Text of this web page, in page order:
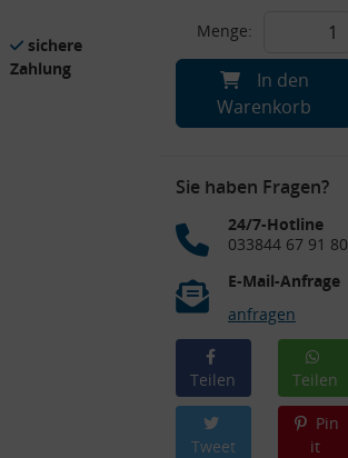
sichere
Zahlung
Menge:
In den
Warenkorb
Sie haben Fragen?
24/7-Hotline
033844 67 91 80
E-Mail-Anfrage
anfragen
Teilen Teilen
Tweet
Pin
it